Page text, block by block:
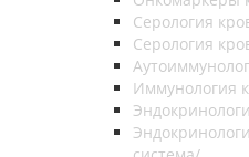
Серология
Серология
Иммунология